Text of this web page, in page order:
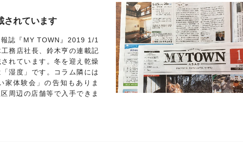
されています
誌『MY TOWN』2019 1/1
務店社長、鈴木亨の連載記
れています。冬を迎え乾燥
湿度」です。コラム隣には
家体験会」の告知もありま
周辺の店舗等で入手できま